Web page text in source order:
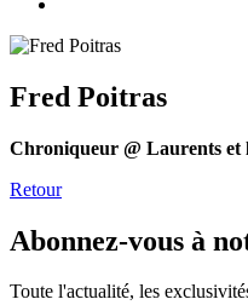
Fred Poitras
Chroniqueur @ Laurents et
Retour
Abonnez-vous à
Toute l'actualité, les